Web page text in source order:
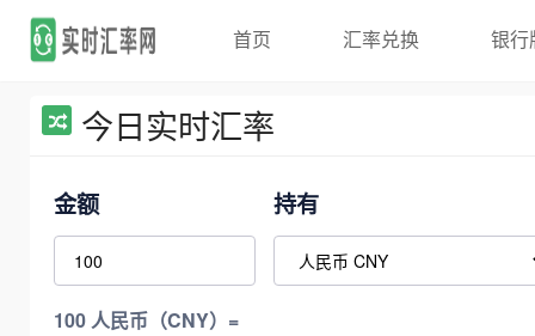
首页 汇率兑换 银行
今日实时汇率
金额 持有
100 人民币（CNY）=